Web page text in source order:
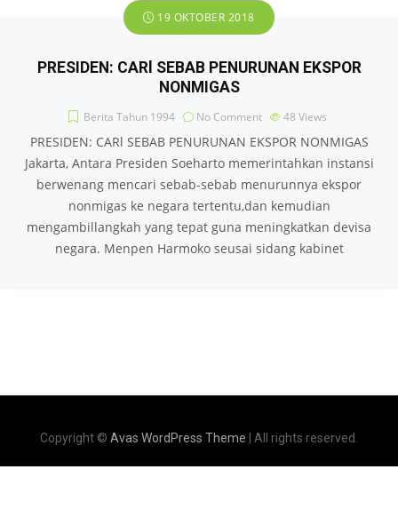
19 OKTOBER 2018
PRESIDEN: CARl SEBAB PENURUNAN EKSPOR
NONMIGAS
Berita Tahun 1994 No Comment 48 Views
PRESIDEN: CARl SEBAB PENURUNAN EKSPOR NONMIGAS
Jakarta, Antara Presiden Soeharto memerintahkan instansi
berwenang mencari sebab-sebab menurunnya ekspor
nonmigas ke negara tertentu,dan kemudian
mengambillangkah yang tepat guna meningkatkan devisa
negara. Menpen Harmoko seusai sidang kabinet
Copyright © Avas WordPress Theme | All rights reserved.